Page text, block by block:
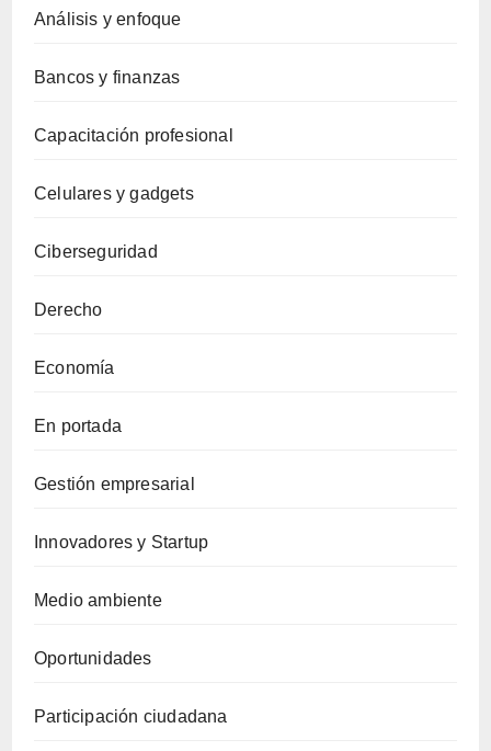
Análisis y enfoque
Bancos y finanzas
Capacitación profesional
Celulares y gadgets
Ciberseguridad
Derecho
Economía
En portada
Gestión empresarial
Innovadores y Startup
Medio ambiente
Oportunidades
Participación ciudadana